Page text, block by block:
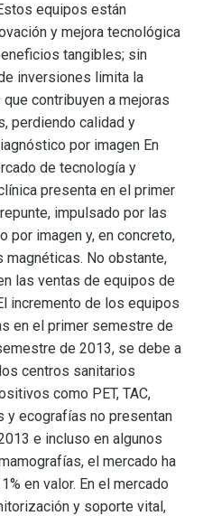
equipos están
y mejora tecnológica
tangibles; sin
inversiones limita la
contribuyen a mejoras
perdiendo calidad y
por imagen En
de tecnología y
presenta en el primer
impulsado por las
por imagen y, en concreto,
magnéticas. No obstante,
las ventas de equipos de
incremento de los equipos
en el primer semestre de
de 2013, se debe a
centros sanitarios
como PET, TAC,
y ecografías no presentan
e incluso en algunos
el mercado ha
en valor. En el mercado
y soporte vital,